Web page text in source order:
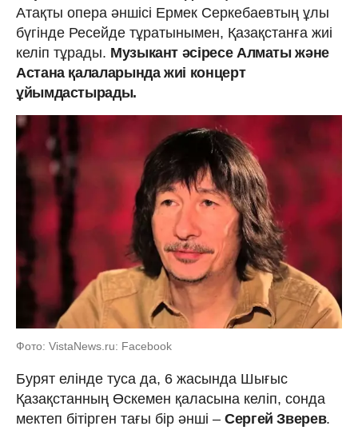
Атақты опера әншісі Ермек Серкебаевтың ұлы
бүгінде Ресейде тұратынымен, Қазақстанға жиі
келіп тұрады. Музыкант әсіресе Алматы және
Астана қалаларында жиі концерт
ұйымдастырады.
Фото: VistaNews.ru: Facebook
Бурят елінде туса да, 6 жасында Шығыс
Қазақстанның Өскемен қаласына келіп, сонда
мектеп бітірген тағы бір әнші – Сергей Зверев.